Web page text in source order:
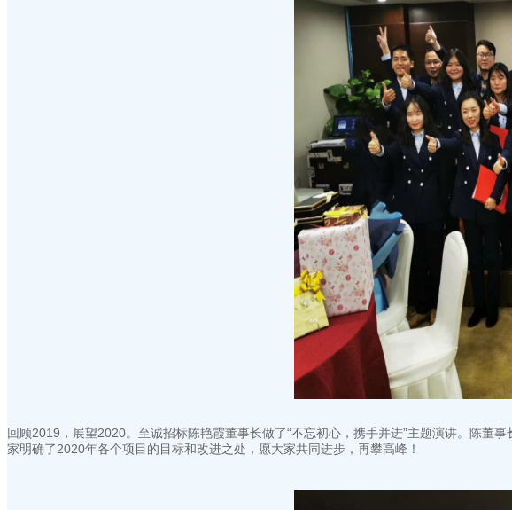
回顾2019，展望2020。至诚招标陈艳霞董事长做了“不忘初心，携手并进”主题演讲。陈董
家明确了2020年各个项目的目标和改进之处，愿大家共同进步，再攀高峰！